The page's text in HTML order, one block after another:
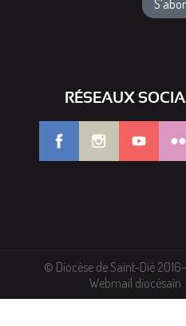
RÉSEAUX
© Diocèse de Saint-Dié
Webmail diocésain